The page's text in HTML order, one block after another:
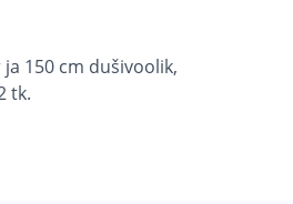
150 cm dušivoolik,
tk.